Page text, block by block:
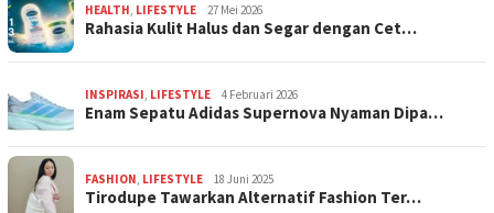
HEALTH LIFESTYLE 27 Mei 2026
Rahasia Kulit Halus dan Segar dengan Cet…
INSPIRASI LIFESTYLE 4 Februari 2026
Enam Sepatu Adidas Supernova Nyaman Dipa…
FASHION LIFESTYLE 18 Juni 2025
Tirodupe Tawarkan Alternatif Fashion Ter…